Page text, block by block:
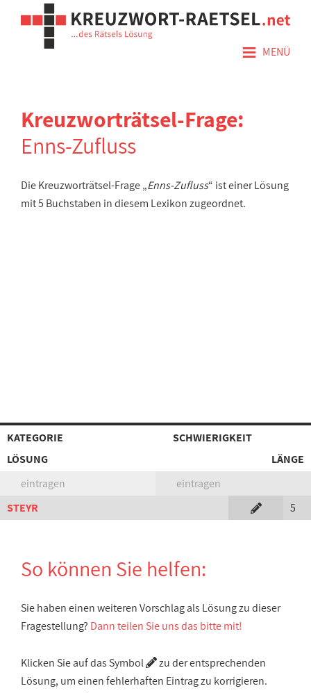
≡ MENÜ
Kreuzworträtsel-Frage:
Enns-Zufluss
Die Kreuzworträtsel-Frage „Enns-Zufluss“ ist einer Lösung
mit 5 Buchstaben in diesem Lexikon zugeordnet.
KATEGORIE
SCHWIERIGKEIT
LÖSUNG
LÄNGE
eintragen
eintragen
STEYR
5
So können Sie helfen:
Sie haben einen weiteren Vorschlag als Lösung zu dieser
Fragestellung? Dann teilen Sie uns das bitte mit!
Klicken Sie auf das Symbol
zu der entsprechenden
Lösung, um einen fehlerhaften Eintrag zu korrigieren.